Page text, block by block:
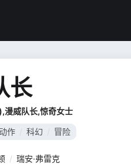
长
威队长,惊奇女士
作 科幻 冒险
/ 瑞安·弗雷克